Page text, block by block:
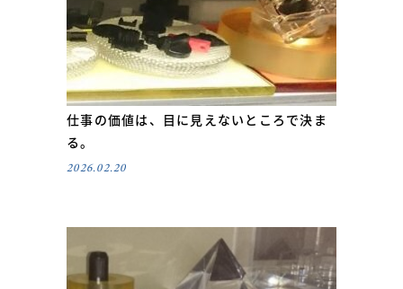
仕事の価値は、目に見えないところで決ま
る。
2026.02.20